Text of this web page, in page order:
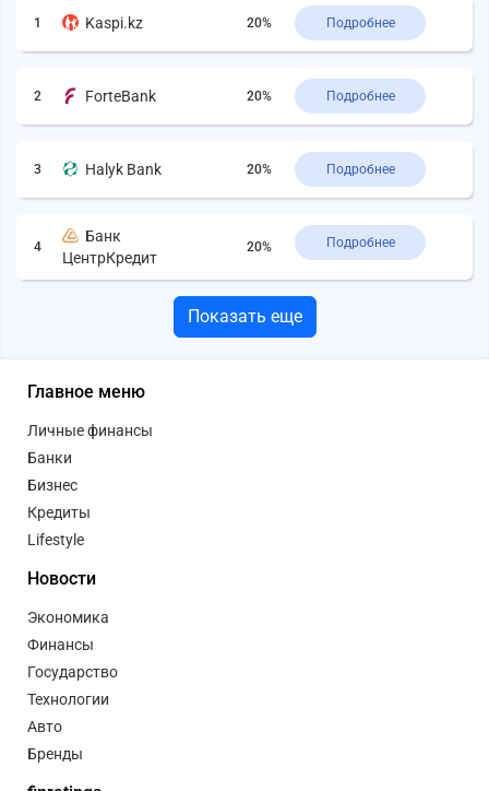
1 Kaspi.kz 20% Подробнее
2 ForteBank 20% Подробнее
3 Halyk Bank 20% Подробнее
4
Банк
ЦентрКредит
20% Подробнее
Показать еще
Главное меню
Личные финансы
Банки
Бизнес
Кредиты
Lifestyle
Новости
Экономика
Финансы
Государство
Технологии
Авто
Бренды